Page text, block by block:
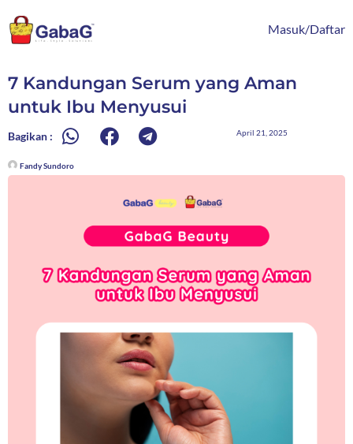
ke
konten
Masuk/Daftar
7 Kandungan Serum yang Aman
untuk Ibu Menyusui
Bagikan : April 21, 2025
Fandy Sundoro